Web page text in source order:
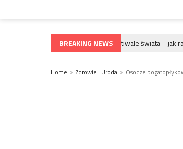
BREAKING NEWS
GWIAZDY Największe festiwale świata – jak
Home Zdrowie i Uroda Osocze